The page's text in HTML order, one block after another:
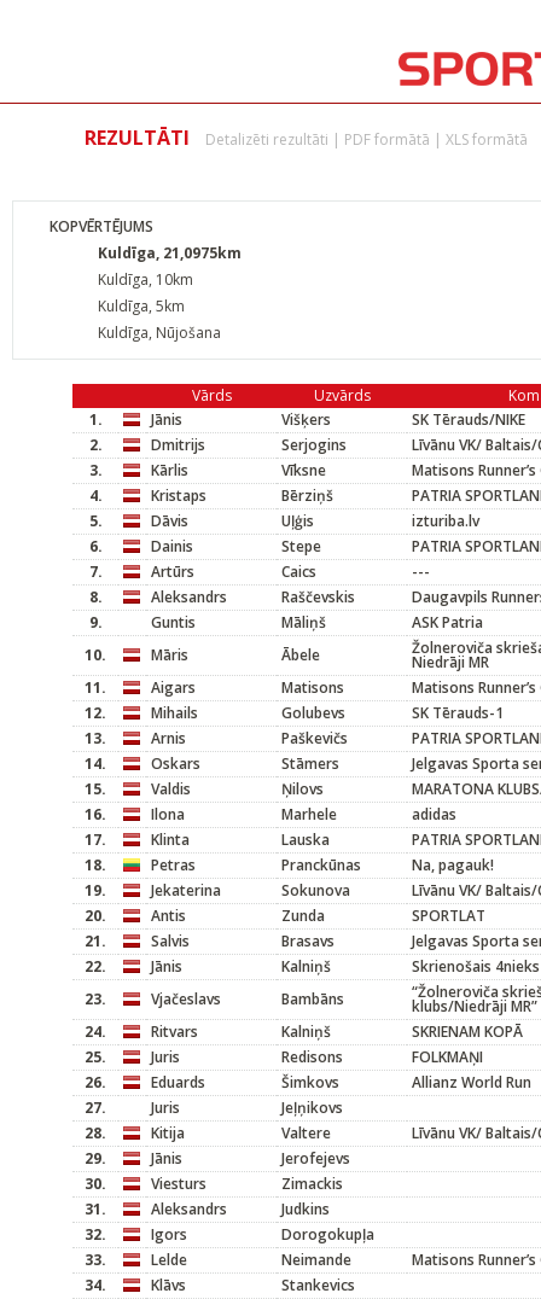
REZULTĀTI Detalizēti rezultāti | PDF formātā | XLS formātā
KOPVĒRTĒJUMS
Kuldīga, 21,0975km
Kuldīga, 10km
Kuldīga, 5km
Kuldīga, Nūjošana
Vārds Uzvārds
1.
Jānis Višķers
SK Tērauds/NIKE
2.
Dmitrijs Serjogins
Līvānu VK/
3.
Kārlis Vīksne
Matisons
4.
Kristaps Bērziņš
PATRIA
5.
Dāvis Uļģis
izturiba.lv
6.
Dainis Stepe
PATRIA
7.
Artūrs Caics
---
8.
Aleksandrs Raščevskis
Daugavpils
9.
Guntis Māliņš
ASK Patria
10.
Māris Ābele Žolneroviča
Niedrāji MR
11.
Aigars Matisons
Matisons
12.
Mihails Golubevs
SK Tērauds-1
13.
Arnis Paškevičs
PATRIA
14.
Oskars Stāmers
Jelgavas Sporta
15.
Valdis Ņilovs
MARATONA
16.
Ilona Marhele
adidas
17.
Klinta Lauska
PATRIA
18.
Petras Pranckūnas
Na, pagauk!
19.
Jekaterina Sokunova
Līvānu VK/
20.
Antis Zunda
SPORTLAT
21.
Salvis Brasavs
Jelgavas Sporta
22.
Jānis Kalniņš
Skrienošais 4nieks
23.
Vjačeslavs Bambāns “Žolneroviča
klubs/Niedrāji MR”
24.
Ritvars Kalniņš
SKRIENAM KOPĀ
25.
Juris Redisons
FOLKMAŅI
26.
Eduards Šimkovs
Allianz World Run
27.
Juris
Jeļņikovs
28.
Kitija Valtere
Līvānu VK/
29.
Jānis
Jerofejevs
30.
Viesturs
Zimackis
31.
Aleksandrs
Judkins
32.
Igors
Dorogokupļa
33.
Lelde Neimande
Matisons
34.
Klāvs
Stankevics